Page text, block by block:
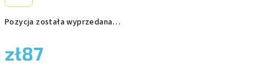
Pozycja została wyprzedana…
zł87